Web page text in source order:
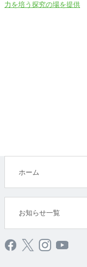
力を培う探究の場を提供
ホーム
お知らせ一覧